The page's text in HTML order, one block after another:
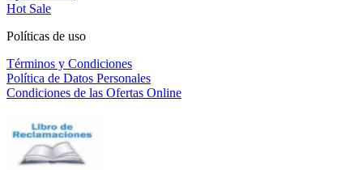
Hot Sale
Políticas de uso
Términos y Condiciones
Política de Datos Personales
Condiciones de las Ofertas Online